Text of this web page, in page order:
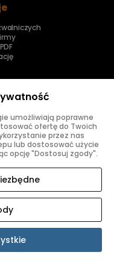
umożliwiają poprawne
ofertę do Twoich
przez nas
lub dostosować użycie
opcję "Dostosuj zgody".